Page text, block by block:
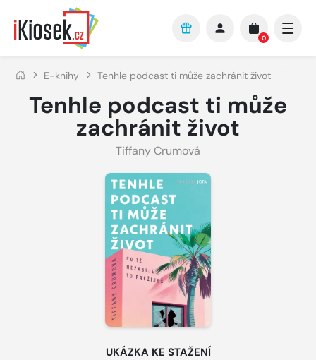
Přejít na hlavní obsah
0
E-knihy Tenhle podcast ti může zachránit život
Tenhle podcast ti může
zachránit život
Tiffany Crumová
UKÁZKA KE STAŽENÍ